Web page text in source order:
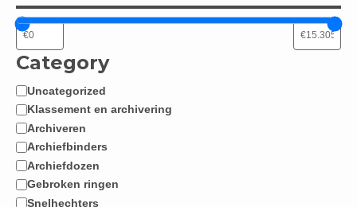
Category
Categorie
Uncategorized
Klassement en archivering
Archiveren
Archiefbinders
Archiefdozen
Gebroken ringen
Snelhechters